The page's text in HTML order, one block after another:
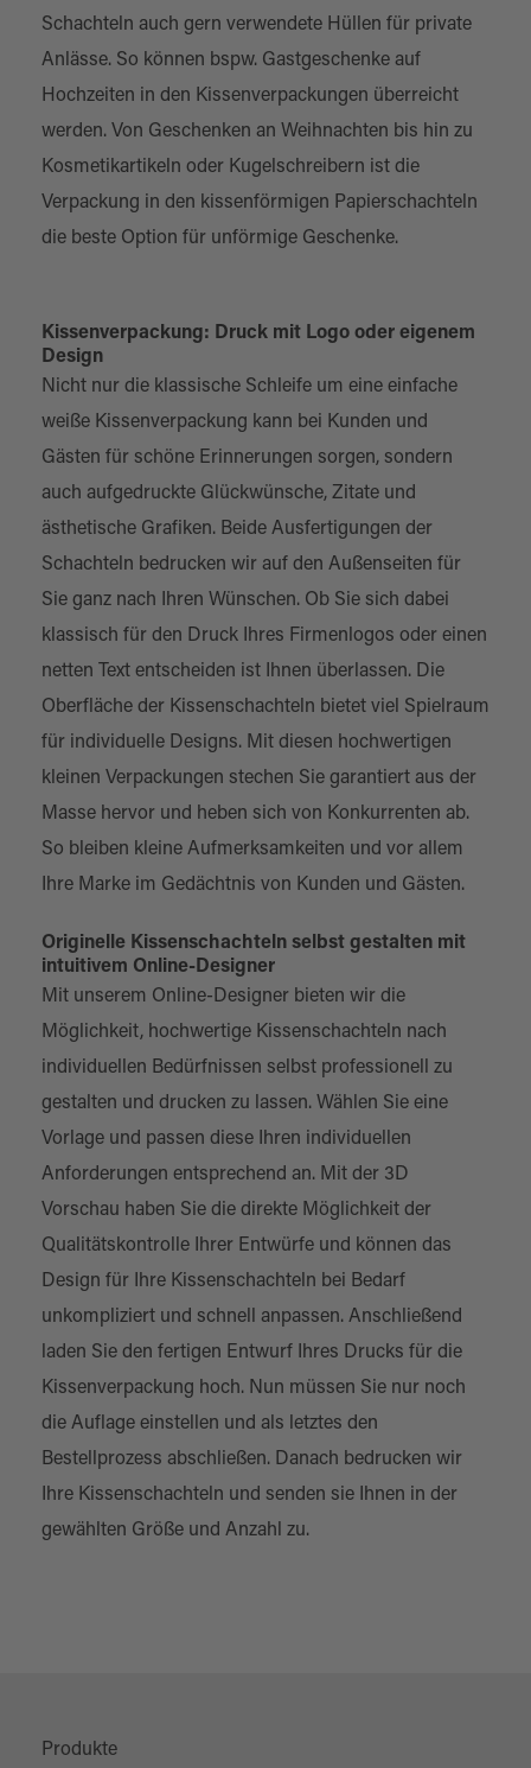
Schachteln auch gern verwendete Hüllen für private
Anlässe. So können bspw. Gastgeschenke auf
Hochzeiten in den Kissenverpackungen überreicht
werden. Von Geschenken an Weihnachten bis hin zu
Kosmetikartikeln oder Kugelschreibern ist die
Verpackung in den kissenförmigen Papierschachteln
die beste Option für unförmige Geschenke.
Kissenverpackung: Druck mit Logo oder eigenem
Design
Nicht nur die klassische Schleife um eine einfache
weiße Kissenverpackung kann bei Kunden und
Gästen für schöne Erinnerungen sorgen, sondern
auch aufgedruckte Glückwünsche, Zitate und
ästhetische Grafiken. Beide Ausfertigungen der
Schachteln bedrucken wir auf den Außenseiten für
Sie ganz nach Ihren Wünschen. Ob Sie sich dabei
klassisch für den Druck Ihres Firmenlogos oder einen
netten Text entscheiden ist Ihnen überlassen. Die
Oberfläche der Kissenschachteln bietet viel Spielraum
für individuelle Designs. Mit diesen hochwertigen
kleinen Verpackungen stechen Sie garantiert aus der
Masse hervor und heben sich von Konkurrenten ab.
So bleiben kleine Aufmerksamkeiten und vor allem
Ihre Marke im Gedächtnis von Kunden und Gästen.
Originelle Kissenschachteln selbst gestalten mit
intuitivem Online-Designer
Mit unserem Online-Designer bieten wir die
Möglichkeit, hochwertige Kissenschachteln nach
individuellen Bedürfnissen selbst professionell zu
gestalten und drucken zu lassen. Wählen Sie eine
Vorlage und passen diese Ihren individuellen
Anforderungen entsprechend an. Mit der 3D
Vorschau haben Sie die direkte Möglichkeit der
Qualitätskontrolle Ihrer Entwürfe und können das
Design für Ihre Kissenschachteln bei Bedarf
unkompliziert und schnell anpassen. Anschließend
laden Sie den fertigen Entwurf Ihres Drucks für die
Kissenverpackung hoch. Nun müssen Sie nur noch
die Auflage einstellen und als letztes den
Bestellprozess abschließen. Danach bedrucken wir
Ihre Kissenschachteln und senden sie Ihnen in der
gewählten Größe und Anzahl zu.
Produkte